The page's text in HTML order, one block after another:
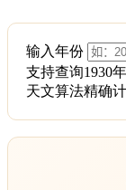
输入年份
支持查询1930
天文算法精确